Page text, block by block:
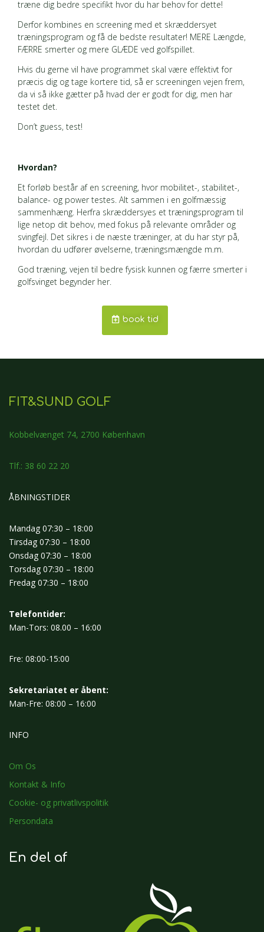
træne dig bedre specifikt hvor du har behov for dette!
Derfor kombines en screening med et skræddersyet
træningsprogram og få de bedste resultater! MERE Længde,
FÆRRE smerter og mere GLÆDE ved golfspillet.
Hvis du gerne vil have programmet skal være effektivt for
præcis dig og tage kortere tid, så er screeningen vejen frem,
da vi så ikke gætter på hvad der er godt for dig, men har
testet det.
Don’t guess, test!
Hvordan?
Et forløb består af en screening, hvor mobilitet-, stabilitet-,
balance- og power testes. Alt sammen i en golfmæssig
sammenhæng. Herfra skræddersyes et træningsprogram til
lige netop dit behov, med fokus på relevante områder og
svingfejl. Det sikres i de næste træninger, at du har styr på,
hvordan du udfører øvelserne, træningsmængde m.m.
God træning, vejen til bedre fysisk kunnen og færre smerter i
golfsvinget begynder her.
book tid
FIT&SUND GOLF
Kobbelvænget 74, 2700 København
Tlf.: 38 60 22 20
ÅBNINGSTIDER
Mandag 07:30 – 18:00
Tirsdag 07:30 – 18:00
Onsdag 07:30 – 18:00
Torsdag 07:30 – 18:00
Fredag 07:30 – 18:00
Telefontider:
Man-Tors: 08.00 – 16:00
Fre: 08:00-15:00
Sekretariatet er åbent:
Man-Fre: 08:00 – 16:00
INFO
Om Os
Kontakt & Info
Cookie- og privatlivspolitik
Persondata
En del af